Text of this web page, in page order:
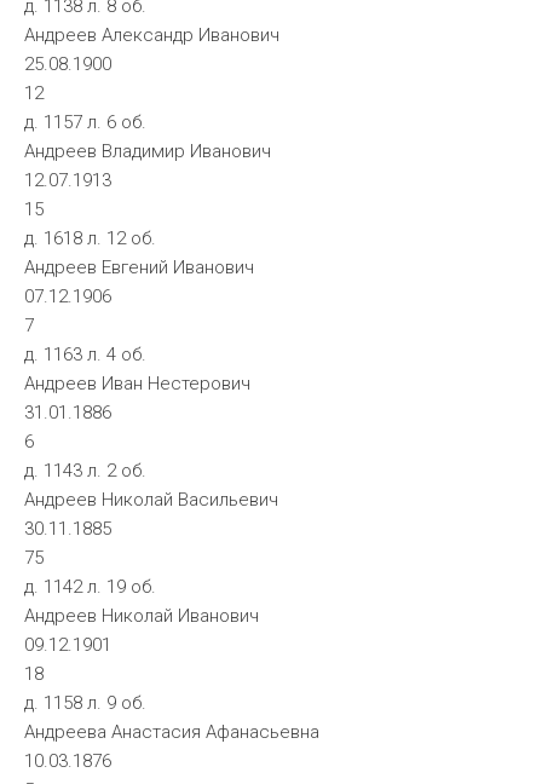
д. 1138 л. 8 об.
Андреев Александр Иванович
25.08.1900
12
д. 1157 л. 6 об.
Андреев Владимир Иванович
12.07.1913
15
д. 1618 л. 12 об.
Андреев Евгений Иванович
07.12.1906
7
д. 1163 л. 4 об.
Андреев Иван Нестерович
31.01.1886
6
д. 1143 л. 2 об.
Андреев Николай Васильевич
30.11.1885
75
д. 1142 л. 19 об.
Андреев Николай Иванович
09.12.1901
18
д. 1158 л. 9 об.
Андреева Анастасия Афанасьевна
10.03.1876